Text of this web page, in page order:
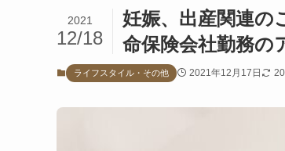
妊娠、出産関連の
命保険会社勤務
2021
12/18
ライフスタイル・その他 2021年12月17日